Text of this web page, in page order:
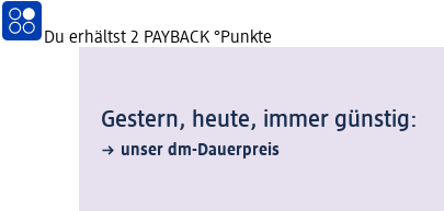
Du erhältst 2 PAYBACK °Punkte
Gestern, heute, immer günstig:
unser dm-Dauerpreis